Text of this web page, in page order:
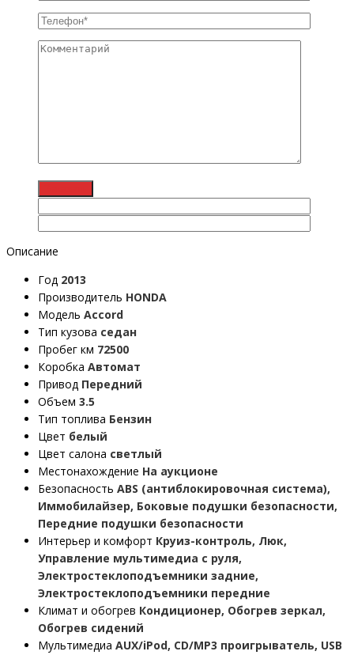
Описание
Год 2013
Производитель HONDA
Модель Accord
Тип кузова седан
Пробег км 72500
Коробка Автомат
Привод Передний
Объем 3.5
Тип топлива Бензин
Цвет белый
Цвет салона светлый
Местонахождение На аукционе
Безопасность ABS (антиблокировочная система),
Иммобилайзер, Боковые подушки безопасности,
Передние подушки безопасности
Интерьер и комфорт Круиз-контроль, Люк,
Управление мультимедиа с руля,
Электростеклоподъемники задние,
Электростеклоподъемники передние
Климат и обогрев Кондиционер, Обогрев зеркал,
Обогрев сидений
Мультимедиа AUX/iPod, CD/MP3 проигрыватель, USB